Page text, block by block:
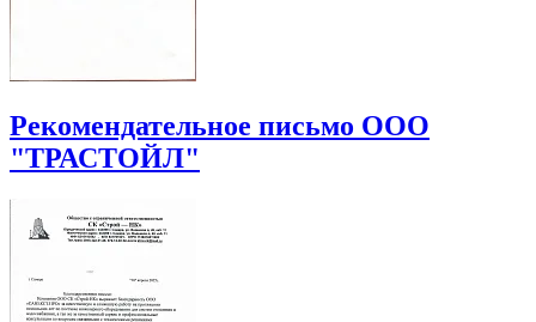
Рекомендательное письмо ООО
"ТРАСТОЙЛ"